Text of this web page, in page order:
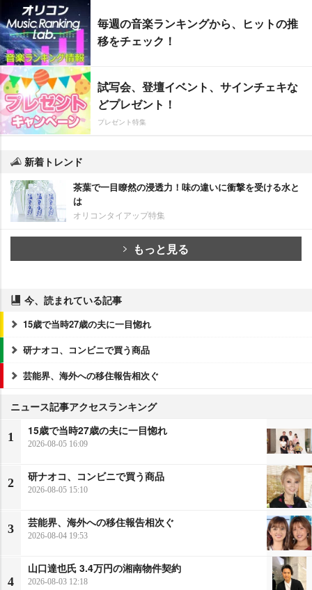
毎週の音楽ランキングから、ヒットの推
移をチェック！
試写会、登壇イベント、サインチェキな
どプレゼント！
プレゼント特集
新着トレンド
茶葉で一目瞭然の浸透力！味の違いに衝撃を受ける水と
は
オリコンタイアップ特集
もっと見る
今、読まれている記事
15歳で当時27歳の夫に一目惚れ
研ナオコ、コンビニで買う商品
芸能界、海外への移住報告相次ぐ
ニュース記事アクセスランキング
1
15歳で当時27歳の夫に一目惚れ
2026-08-05 16:09
2
研ナオコ、コンビニで買う商品
2026-08-05 15:10
3
芸能界、海外への移住報告相次ぐ
2026-08-04 19:53
4
山口達也氏 3.4万円の湘南物件契約
2026-08-03 12:18